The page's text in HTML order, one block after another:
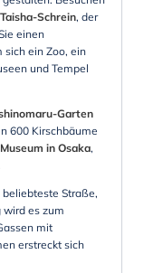
Schrein, der
einen
sich ein Zoo, ein
und Tempel
Garten
600 Kirschbäume
in Osaka,
beliebteste Straße,
wird es zum
mit
erstreckt sich